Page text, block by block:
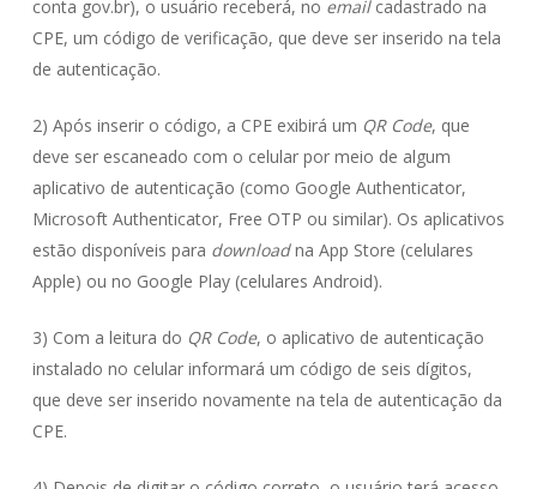
conta gov.br), o usuário receberá, no emailcadastrado na
CPE, um código de verificação, que deve ser inserido na tela
de autenticação.
2) Após inserir o código, a CPE exibirá um QR Code, que
deve ser escaneado com o celular por meio de algum
aplicativo de autenticação (como Google Authenticator,
Microsoft Authenticator, Free OTP ou similar). Os aplicativos
estão disponíveis para downloadna App Store (celulares
Apple) ou no Google Play (celulares Android).
3) Com a leitura do QR Code, o aplicativo de autenticação
instalado no celular informará um código de seis dígitos,
que deve ser inserido novamente na tela de autenticação da
CPE.